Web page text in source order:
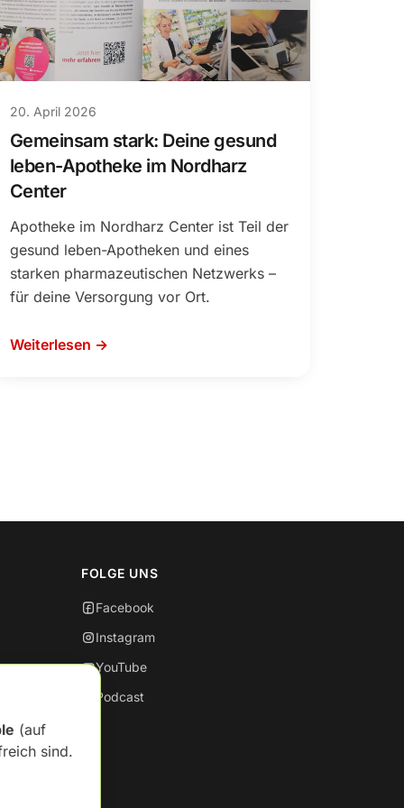
20. April 2026
Gemeinsam stark: Deine gesund
leben-Apotheke im Nordharz
Center
Apotheke im Nordharz Center ist Teil der
gesund leben-Apotheken und eines
starken pharmazeutischen Netzwerks –
für deine Versorgung vor Ort.
Weiterlesen →
FOLGE UNS
Facebook
Instagram
YouTube
Podcast
(auf
sind.